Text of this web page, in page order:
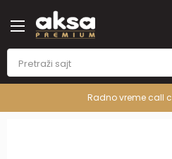
Radno vreme call